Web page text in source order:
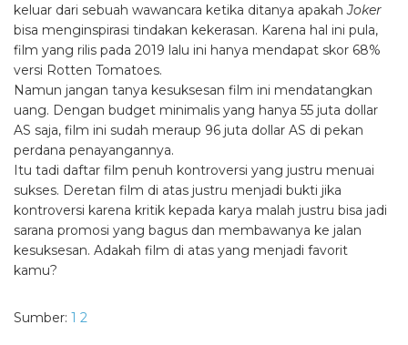
keluar dari sebuah wawancara ketika ditanya apakahJoker
bisa menginspirasi tindakan kekerasan. Karena hal ini pula,
film yang rilis pada 2019 lalu ini hanya mendapat skor 68%
versi Rotten Tomatoes.
Namun jangan tanya kesuksesan film ini mendatangkan
uang. Dengan budget minimalis yang hanya 55 juta dollar
AS saja, film ini sudah meraup 96 juta dollar AS di pekan
perdana penayangannya.
Itu tadi daftar film penuh kontroversi yang justru menuai
sukses. Deretan film di atas justru menjadi bukti jika
kontroversi karena kritik kepada karya malah justru bisa jadi
sarana promosi yang bagus dan membawanya ke jalan
kesuksesan. Adakah film di atas yang menjadi favorit
kamu?
Sumber: 1 2